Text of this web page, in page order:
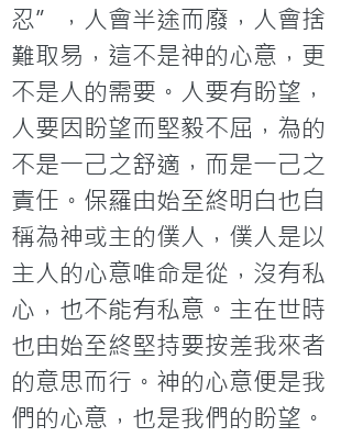
忍”，人會半途而廢，人會捨
難取易，這不是神的心意，更
不是人的需要。人要有盼望，
人要因盼望而堅毅不屈，為的
不是一己之舒適，而是一己之
責任。保羅由始至終明白也自
稱為神或主的僕人，僕人是以
主人的心意唯命是從，沒有私
心，也不能有私意。主在世時
也由始至終堅持要按差我來者
的意思而行。神的心意便是我
們的心意，也是我們的盼望。